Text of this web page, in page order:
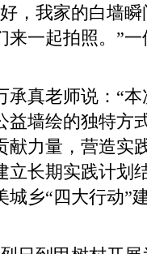
我家的白墙瞬
来一起拍照。”
真老师说：“本
益墙绘的独特方
献力量，营造实
立长期实践计划
城乡“四大行动”